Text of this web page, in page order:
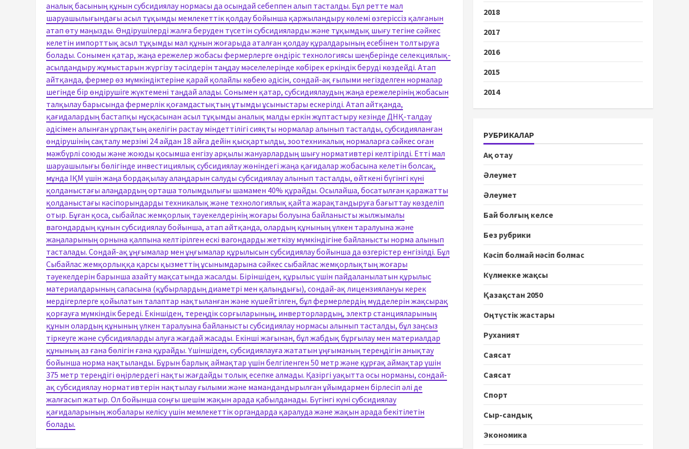
аналық басының құнын субсидиялау нормасы да осындай себеппен алып тасталды. Бұл ретте мал
шаруашылығындағы асыл тұқымды мемлекеттік қолдау бойынша қаржыландыру көлемі өзгеріссіз қалғанын
атап өту маңызды. Өндірушілерді жалға беруден түсетін субсидияларды және тұқымдық шығу тегіне сәйкес
келетін импорттық асыл тұқымды мал құнын жоғарыда аталған қолдау құралдарының есебінен толтыруға
болады. Сонымен қатар, жаңа ережелер жобасы фермерлерге өндіріс технологиясы шеңберінде селекциялық-
асылдандыру жұмыстарын жүргізу тәсілдерін таңдау мәселелерінде көбірек еркіндік беруді көздейді. Атап
айтқанда, фермер өз мүмкіндіктеріне қарай қолайлы көбею әдісін, сондай-ақ ғылыми негізделген нормалар
шегінде бір өндірушіге жүктемені таңдай алады. Сонымен қатар, субсидиялаудың жаңа ережелерінің жобасын
талқылау барысында фермерлік қоғамдастықтың ұтымды ұсыныстары ескерілді. Атап айтқанда,
қағидалардың бастапқы нұсқасынан асыл тұқымды аналық малды еркін жұптастыру кезінде ДНҚ-талдау
әдісімен алынған ұрпақтың әкелігін растау міндеттілігі сияқты нормалар алынып тасталды, субсидияланған
өндірушінің сақталу мерзімі 24 айдан 18 айға дейін қысқартылды, зоотехникалық нормаларға сәйкес оған
мәжбүрлі союды және жоюды қосымша енгізу арқылы жануарлардың шығу нормативтері келтірілді. Етті мал
шаруашылығы бөлігінде инвестициялық субсидиялау жөніндегі жаңа қағидалар жобасына келетін болсақ,
мұнда ІҚМ үшін жаңа бордақылау алаңдарын салуды субсидиялау алынып тасталды, өйткені бүгінгі күні
қолданыстағы алаңдардың орташа толымдылығы шамамен 40% құрайды. Осылайша, босатылған қаражатты
қолданыстағы кәсіпорындарды техникалық және технологиялық қайта жарақтандыруға бағыттау көзделіп
отыр. Бұған қоса, сыбайлас жемқорлық тәуекелдерінің жоғары болуына байланысты жылжымалы
вагондардың құнын субсидиялау бойынша, атап айтқанда, олардың құнының үлкен таралуына және
жаңаларының орнына қалпына келтірілген ескі вагондарды жеткізу мүмкіндігіне байланысты норма алынып
тасталады. Сондай-ақ ұңғымалар мен ұңғымалар құрылысын субсидиялау бойынша да өзгерістер енгізілді. Бұл
Сыбайлас жемқорлыққа қарсы қызметтің ұсынымдарына сәйкес сыбайлас жемқорлықтың жоғары
тәуекелдерін барынша азайту мақсатында жасалды. Біріншіден, құрылыс үшін пайдаланылатын құрылыс
материалдарының сапасына (құбырлардың диаметрі мен қалыңдығы), сондай-ақ лицензиялануы керек
мердігерлерге қойылатын талаптар нақтыланған және күшейтілген, бұл фермерлердің мүдделерін жақсырақ
қорғауға мүмкіндік береді. Екіншіден, тереңдік сорғыларының, инверторлардың, электр станцияларының
құнын олардың құнының үлкен таралуына байланысты субсидиялау нормасы алынып тасталды, бұл заңсыз
тіркеуге және субсидияларды алуға жағдай жасады. Екінші жағынан, бұл жабдық бұрғылау мен материалдар
құнының аз ғана бөлігін ғана құрайды. Үшіншіден, субсидиялауға жататын ұңғыманың тереңдігін анықтау
бойынша норма нақтыланды. Бұрын барлық аймақтар үшін белгіленген 50 метр және құрғақ аймақтар үшін
375 метр тереңдігі өңірлердегі нақты жағдайды толық есепке алмады. Қазіргі уақытта осы норманы, сондай-
ақ субсидиялау нормативтерін нақтылау ғылыми және мамандандырылған ұйымдармен бірлесіп әлі де
жалғасып жатыр. Ол бойынша соңғы шешім жақын арада қабылданады. Бүгінгі күні субсидиялау
қағидаларының жобалары келісу үшін мемлекеттік органдарда қаралуда және жақын арада бекітілетін
болады.
2018
2017
2016
2015
2014
РУБРИКАЛАР
Ақ отау
Әлеумет
Әлеумет
Бай болғың келсе
Без рубрики
Кәсіп болмай нәсіп болмас
Күлмекке жақсы
Қазақстан 2050
Оңтүстік жастары
Руханият
Саясат
Саясат
Спорт
Сыр-сандық
Экономика